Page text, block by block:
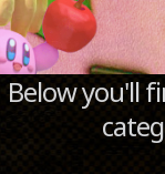
Below you'll